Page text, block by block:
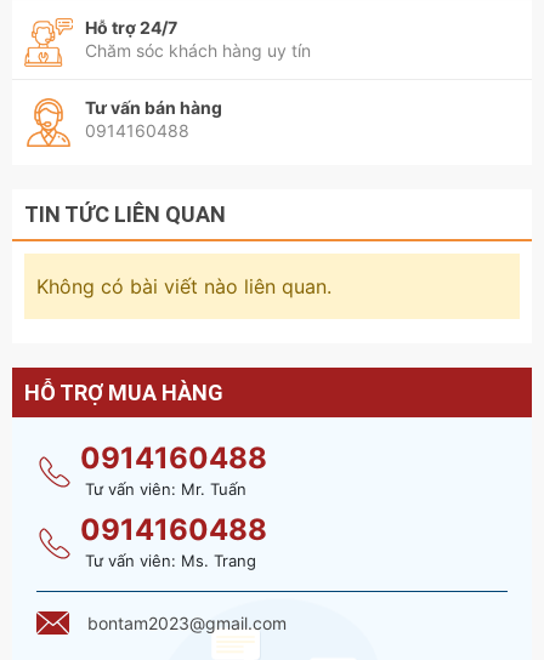
Hỗ trợ 24/7
Chăm sóc khách hàng uy tín
Tư vấn bán hàng
0914160488
TIN TỨC LIÊN QUAN
Không có bài viết nào liên quan.
HỖ TRỢ MUA HÀNG
0914160488
Tư vấn viên: Mr. Tuấn
0914160488
Tư vấn viên: Ms. Trang
bontam2023@gmail.com